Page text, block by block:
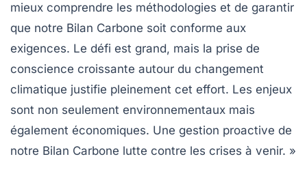
mieux comprendre les méthodologies et de garantir
que notre Bilan Carbone soit conforme aux
exigences. Le défi est grand, mais la prise de
conscience croissante autour du changement
climatique justifie pleinement cet effort. Les enjeux
sont non seulement environnementaux mais
également économiques. Une gestion proactive de
notre Bilan Carbone lutte contre les crises à venir. »